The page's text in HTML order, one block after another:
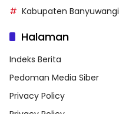
Kabupaten Banyuwangi
Halaman
Indeks Berita
Pedoman Media Siber
Privacy Policy